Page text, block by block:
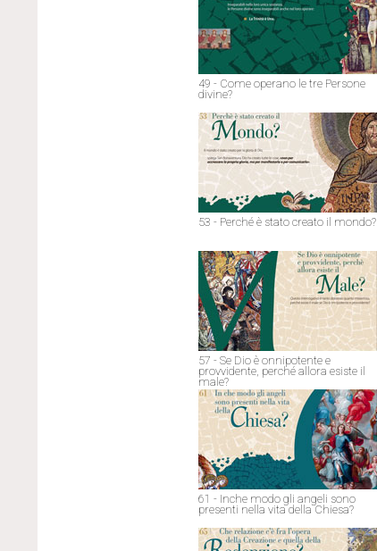
49 - Come operano le tre Persone
divine?
53 - Perché è stato creato il mondo?
57 - Se Dio è onnipotente e
provvidente, perché allora esiste il
male?
61 - Inche modo gli angeli sono
presenti nella vita della Chiesa?